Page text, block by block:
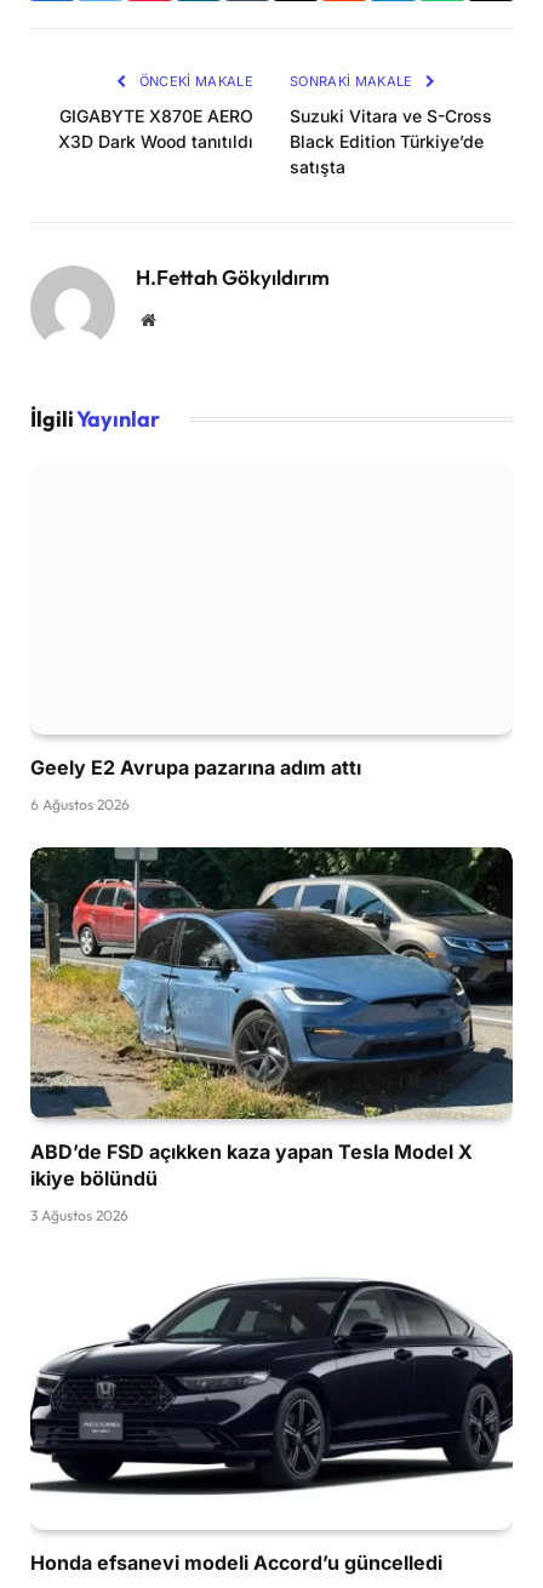
ÖNCEKI MAKALE
GIGABYTE X870E AERO
X3D Dark Wood tanıtıldı
SONRAKI MAKALE
Suzuki Vitara ve S-Cross
Black Edition Türkiye’de
satışta
H.Fettah Gökyıldırım
Website
İlgiliYayınlar
Geely E2 Avrupa pazarına adım attı
6 Ağustos 2026
ABD’de FSD açıkken kaza yapan Tesla Model X
ikiye bölündü
3 Ağustos 2026
Honda efsanevi modeli Accord’u güncelledi